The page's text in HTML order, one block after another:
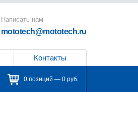
Написать нам
mototech@mototech.ru
Контакты
0 позиций — 0 руб.